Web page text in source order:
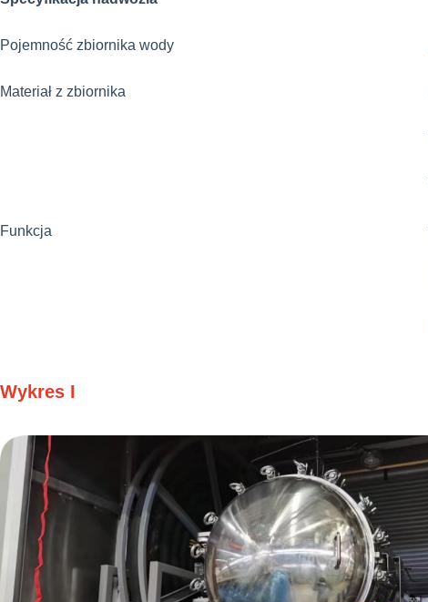
Pojemność zbiornika wody
Materiał z zbiornika
Funkcja
Wykres I